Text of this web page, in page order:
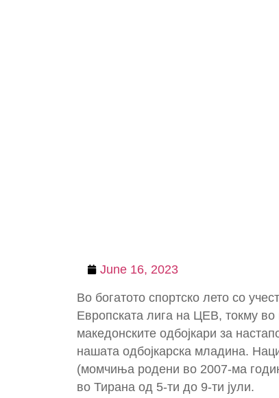
June 16, 2023
Во богатото спортско лето со
Европската лига на ЦЕВ, токму во
македонските одбојкари за
нашата одбојкарска младина.
(момчиња родени во 2007-ма
во Тирана од 5-ти до 9-ти јули.